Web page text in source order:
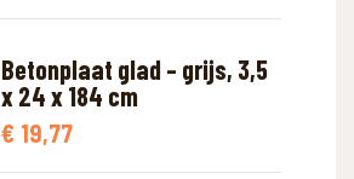
Betonplaat glad – grijs, 3,5
x 24 x 184 cm
€ 19,77